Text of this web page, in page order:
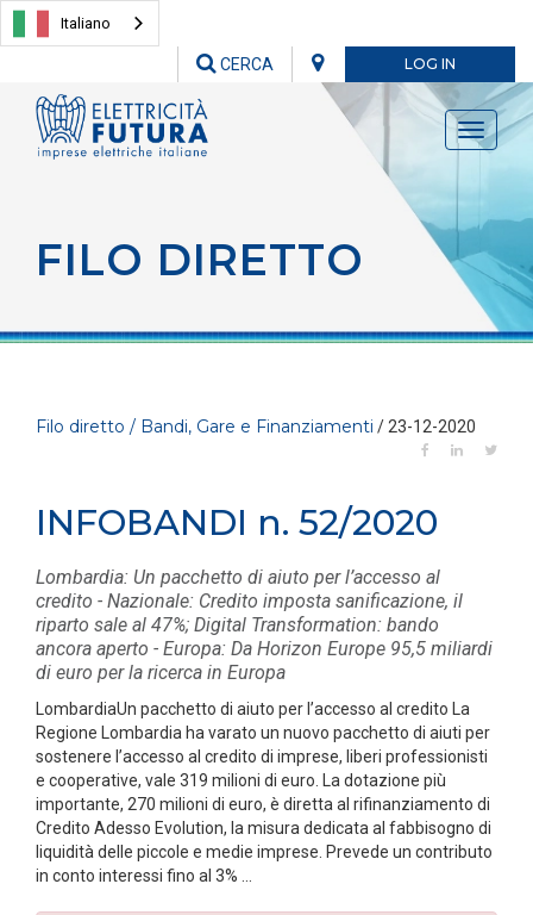
Italiano
LOG IN
CERCA
Toggle
FILO DIRETTO
Filo diretto / Bandi, Gare e Finanziamenti / 23-12-2020
INFOBANDI n. 52/2020
Lombardia: Un pacchetto di aiuto per l’accesso al
credito - Nazionale: Credito imposta sanificazione, il
riparto sale al 47%; Digital Transformation: bando
ancora aperto - Europa: Da Horizon Europe 95,5 miliardi
di euro per la ricerca in Europa
LombardiaUn pacchetto di aiuto per l’accesso al credito La
Regione Lombardia ha varato un nuovo pacchetto di aiuti per
sostenere l’accesso al credito di imprese, liberi professionisti
e cooperative, vale 319 milioni di euro. La dotazione più
importante, 270 milioni di euro, è diretta al rifinanziamento di
Credito Adesso Evolution, la misura dedicata al fabbisogno di
liquidità delle piccole e medie imprese. Prevede un contributo
in conto interessi fino al 3% ...